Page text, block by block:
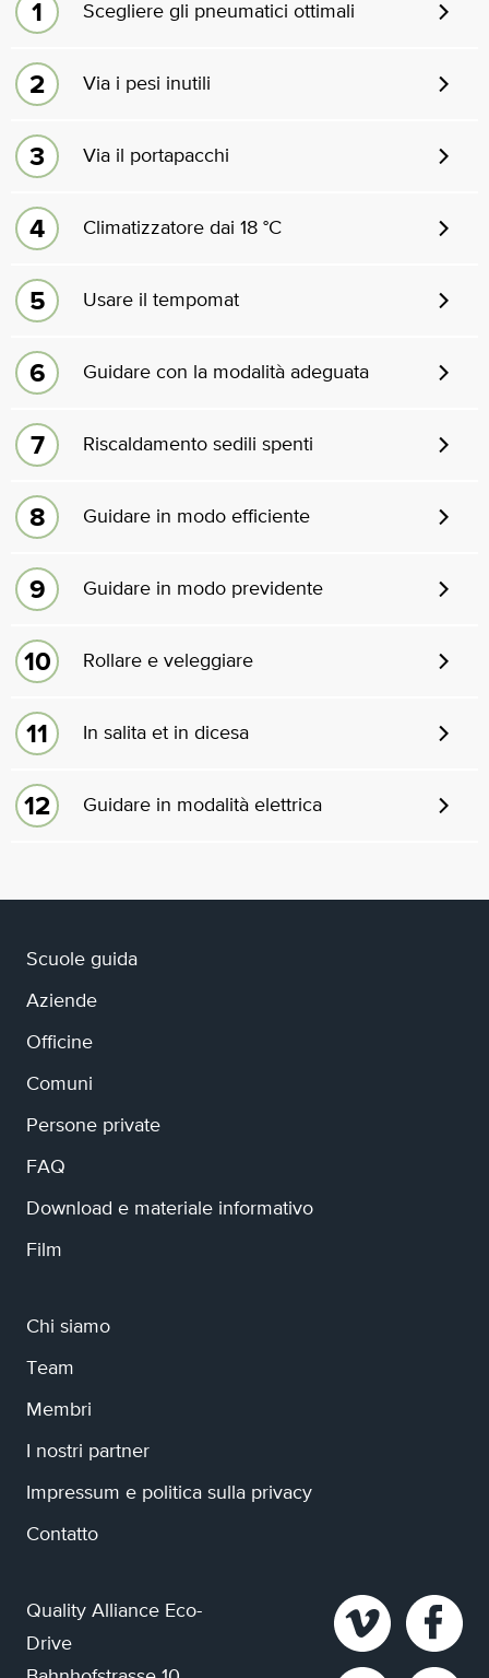
Scegliere gli pneumatici ottimali
Via i pesi inutili
Via il portapacchi
Climatizzatore dai 18 °C
Usare il tempomat
Guidare con la modalità adeguata
Riscaldamento sedili spenti
Guidare in modo efficiente
Guidare in modo previdente
Rollare e veleggiare
In salita et in dicesa
Guidare in modalità elettrica
Scuole guida
Aziende
Officine
Comuni
Persone private
FAQ
Download e materiale informativo
Film
Chi siamo
Team
Membri
I nostri partner
Impressum e politica sulla privacy
Contatto
Quality Alliance Eco-
Drive